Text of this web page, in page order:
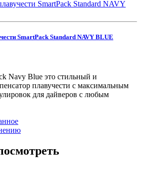
SmartPack Standard NAVY BLUE
Navy Blue это стильный и
плавучести с максимальным
для дайверов с любым